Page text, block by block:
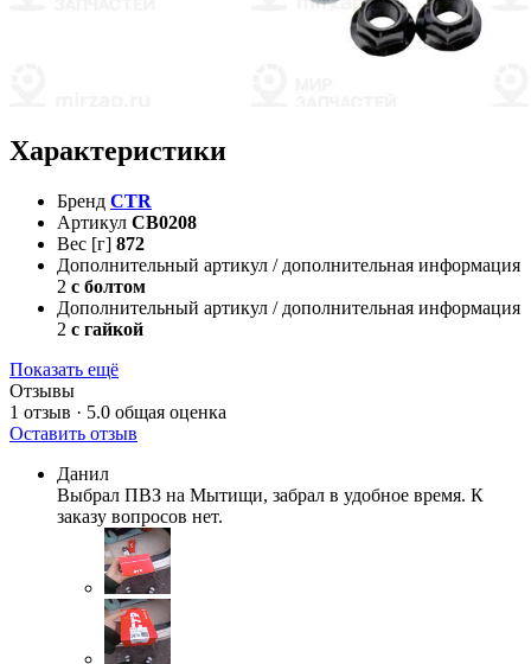
Характеристики
Бренд CTR
Артикул CB0208
Вес [г] 872
Дополнительный артикул / дополнительная информация
2 с болтом
Дополнительный артикул / дополнительная информация
2 с гайкой
Показать ещё
Отзывы
1 отзыв · 5.0 общая оценка
Оставить отзыв
Данил
Выбрал ПВЗ на Мытищи, забрал в удобное время. К
заказу вопросов нет.